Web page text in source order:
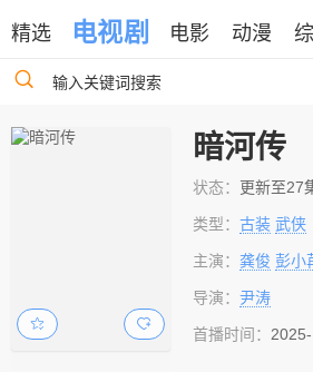
精选 电视剧 电影 动漫
输入关键词搜索
暗河传
状态： 更新至27
类型：古装 武侠
主演：龚俊 彭小
导演：尹涛
首播时间：